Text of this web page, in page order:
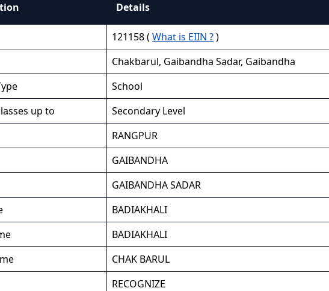
Details
121158 ( What is EIIN ?)
Chakbarul, Gaibandha Sadar, Gaibandha
School
up to
Secondary Level
RANGPUR
GAIBANDHA
GAIBANDHA SADAR
BADIAKHALI
BADIAKHALI
CHAK BARUL
RECOGNIZE